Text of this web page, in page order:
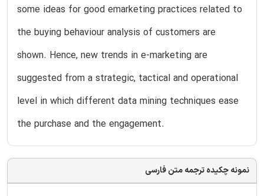
some ideas for good emarketing practices related to
the buying behaviour analysis of customers are
shown. Hence, new trends in e-marketing are
suggested from a strategic, tactical and operational
level in which different data mining techniques ease
the purchase and the engagement.
نمونه چکیده ترجمه متن فارسی